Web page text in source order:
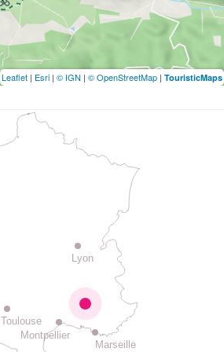
Leaflet | Esri | © IGN | © OpenStreetMap | TouristicMaps
Lyon
Montpellier
Toulouse
Marseille